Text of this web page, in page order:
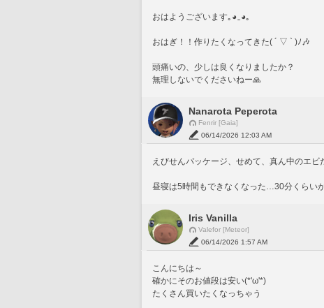
おはようございます｡⁠◕⁠‿⁠◕⁠｡
おはぎ！！作りたくなってきた( ´ ▽ ` )ﾉ🎶
頭痛いの、少しは良くなりましたか？
無理しないでくださいねー🙏
Nanarota Peperota
Fenrir [Gaia]
06/14/2026 12:03 AM
えびせんパッケージ、せめて、真ん中のエビ
昼寝は5時間もできなくなった…30分くらい
Iris Vanilla
Valefor [Meteor]
06/14/2026 1:57 AM
こんにちは～
確かにそのお値段は安い(*'ω'*)
たくさん買いたくなっちゃう